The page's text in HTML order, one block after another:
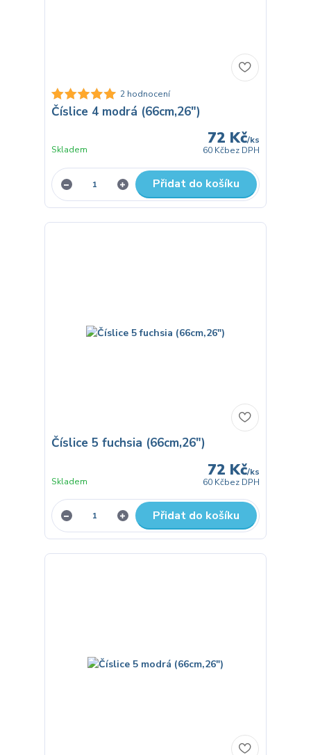
2 hodnocení
Číslice 4 modrá (66cm,26")
72 Kč/ks
60 Kčbez DPH
Skladem
Přidat do košíku
Číslice 5 fuchsia (66cm,26")
72 Kč/ks
60 Kčbez DPH
Skladem
Přidat do košíku